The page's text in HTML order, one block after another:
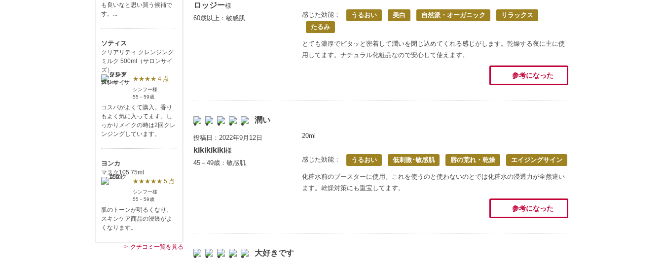
ロッジー様
60歳以上：敏感肌
感じた効能： うるおい 美白 自然派・オーガニック
リラックス
たるみ
とても濃厚でピタッと密着して潤いを閉じ込めてくれる感じがします。乾燥する夜に主に使
用してます。ナチュラル化粧品なので安心して使えます。
参考になった
潤い
投稿日：2022年9月12日
kikikikiki様
45－49歳：敏感肌
20ml
感じた効能： うるおい 低刺激･敏感肌 唇の荒れ・乾燥 エイジングサイン
化粧水前のブースターに使用。これを使うのと使わないのとでは化粧水の浸透力が全然違い
ます。乾燥対策にも重宝してます。
参考になった
大好きです
も良いなと思い買う候補で
す。...
ソティス
クリアリティ クレンジング
ミルク 500ml（サロンサイ
ズ）
★★★★ 4 点
シンフー様
55－59歳
コスパがよくて購入。香り
もよく気に入ってます。し
っかりメイクの時は2回クレ
ンジングしています。
ヨンカ
マスク105 75ml
★★★★★ 5 点
シンフー様
55－59歳
肌のトーンが明るくなり、
スキンケア商品の浸透がよ
くなります。
クチコミ一覧を見る